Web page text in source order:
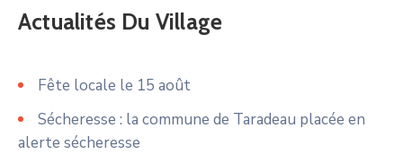
Actualités Du Village
Fête locale le 15 août
Sécheresse : la commune de Taradeau placée en
alerte sécheresse